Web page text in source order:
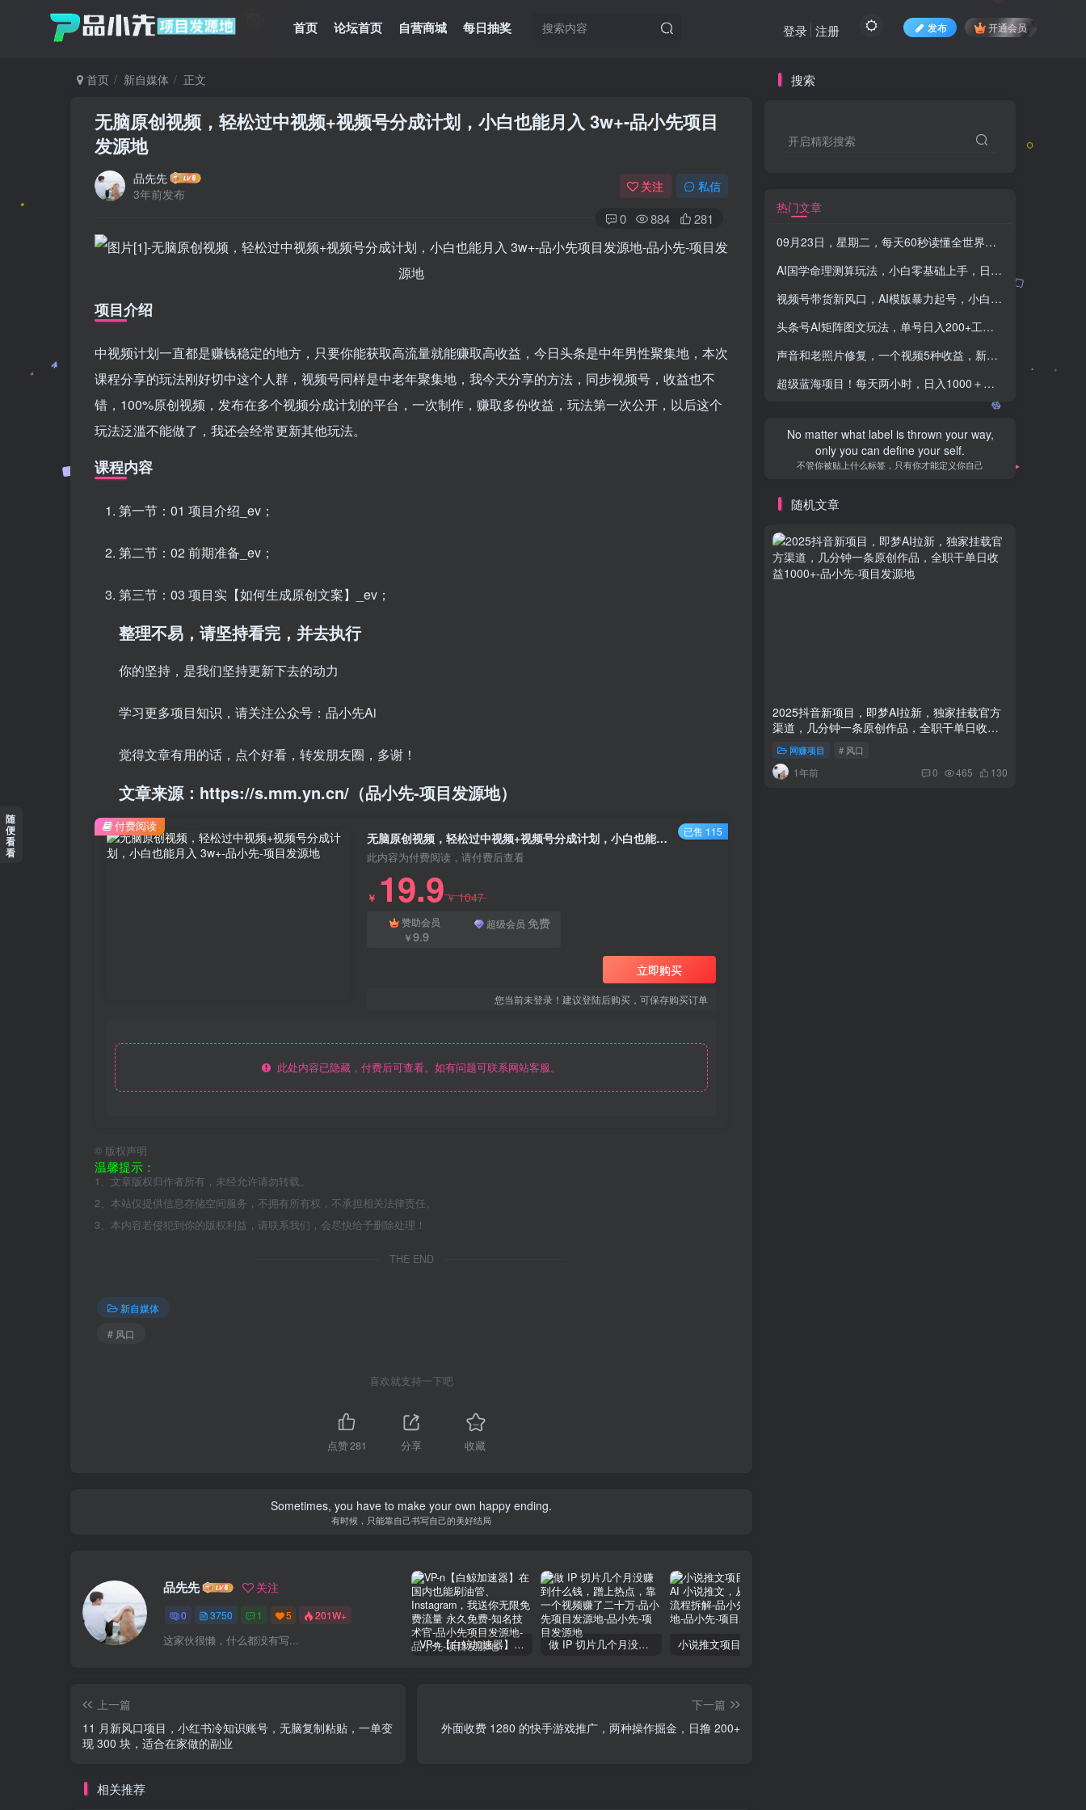
首页 论坛首页 自营商城 每日抽奖 发布 开通会员
登录 注册
首页 新自媒体 正文
无脑原创视频，轻松过中视频+视频号分成计划，小白也能月入 3w+-品小先项目
发源地
品先先
3年前发布
关注 私信
0 884 281
项目介绍
中视频计划一直都是赚钱稳定的地方，只要你能获取高流量就能赚取高收益，今日头条是中年男性聚集地，本次
课程分享的玩法刚好切中这个人群，视频号同样是中老年聚集地，我今天分享的方法，同步视频号，收益也不
错，100%原创视频，发布在多个视频分成计划的平台，一次制作，赚取多份收益，玩法第一次公开，以后这个
玩法泛滥不能做了，我还会经常更新其他玩法。
课程内容
第一节：01 项目介绍_ev；
第二节：02 前期准备_ev；
第三节：03 项目实【如何生成原创文案】_ev；
整理不易，请坚持看完，并去执行
你的坚持，是我们坚持更新下去的动力
学习更多项目知识，请关注公众号：品小先Ai
觉得文章有用的话，点个好看，转发朋友圈，多谢！
文章来源：https://s.mm.yn.cn/（品小先-项目发源地）
无脑原创视频，轻松过中视频+视频号分成计划，小白也能月入 3w+ - 资源之家
此内容为付费阅读，请付费后查看
￥ 19.9￥1047
赞助会员
￥9.9
超级会员 免费
立即购买
您当前未登录！建议登陆后购买，可保存购买订单
此处内容已隐藏，付费后可查看。如有问题可联系网站客服。
付费阅读 已售 115
© 版权声明
温馨提示：
1、文章版权归作者所有，未经允许请勿转载。
2、本站仅提供信息存储空间服务，不拥有所有权，不承担相关法律责任。
3、本内容若侵犯到你的版权利益，请联系我们，会尽快给予删除处理！
THE END
新自媒体
# 风口
喜欢就支持一下吧
点赞281 分享 收藏
The only thing standing between you and your dreams is a lot of hard work.
横跨在你和你的梦想之间的唯一的东西就是奋力拼搏
品先先 关注
0 3750 1 5 201W+
这家伙很懒，什么都没有写... VP-n【白鲸加速器】在国内也能刷油管、Instagram，我送你无限免费流量 永久免费-知名技术官-品小先项目发源地 做 IP 切片几个月没赚到什么钱，蹭上热点，靠一个视频赚了二十万-品小先项目发源地
上一篇
11 月新风口项目，小红书冷知识账号，无脑复制粘贴，一单变
现 300 块，适合在家做的副业
下一篇
外面收费 1280 的快手游戏推广，两种操作掘金，日撸 200+
相关推荐
搜索
开启精彩搜索
热门文章
09月23日，星期二，每天60秒读懂全世界！-品小先项目发源地
AI国学命理测算玩法，小白零基础上手，日入500+
视频号带货新风口，AI模版暴力起号，小白也可以轻松上手，月入过万
头条号AI矩阵图文玩法，单号日入200+工作室月入5W+【揭秘】
声音和老照片修复，一个视频5种收益，新年冷门且小有门槛的副业【揭秘】
超级蓝海项目！每天两小时，日入‌1000＋，卖电商课程，小白也能轻‌松，月入上万
Sometimes you have to be your own hero.
有时候必须做自己的英雄
渠道，几分钟一条原创作品，全职干单日收益
1000+ -品小先项目发源地
网赚项目 # 风口
1年前
随
便
看
看